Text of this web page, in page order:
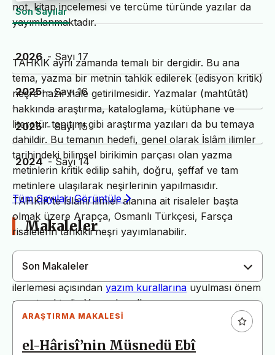
not, kitap incelemesi ve tercüme türünde yazılar da
yayımlanmaktadır.
TAHKİK aynı zamanda temalı bir dergidir. Bu ana
tema, yazma bir metnin tahkik edilerek (edisyon kritik)
neşre hazır hale getirilmesidir. Yazmalar (mahtûtât)
hakkında araştırma, kataloglama, kütüphane ve
literatür tanıtımı gibi araştırma yazıları da bu temaya
dahildir. Bu temanın hedefi, genel olarak İslâm ilimler
tarihindeki bilimsel birikimin parçası olan yazma
metinlerin kritik edilip sahih, doğru, şeffaf ve tam
metinlere ulaşılarak neşirlerinin yapılmasıdır.
TAHKİK’te İslami ilimler alanına ait risaleler başta
olmak üzere Arapça, Osmanlı Türkçesi, Farsça
risalelerin tahkikli neşri yayımlanabilir.
Dergimiz yayın süreçlerinin daha hızlı ve sağlıklı
ilerlemesi açısından yazım kurallarına uyulması önem
arz etmektedir. Yazım kurallarına uymayan
başvurular değerlendirme aşamasına alınmadan iade
edilecektir. Bu nedenle çalışmalarınızı yüklemeden
önce çalışmanızın yazım kurallarına uygun olarak
Son Sayılar
2026 - Sayı 17
2025 - Sayı 16
2025 - Sayı 15
2024 - Sayı 14
Tüm Sayıları Görüntüle
Makaleler
Son Makaleler
ARAŞTIRMA MAKALESI
el-Hârisî’nin Müsnedü Ebî